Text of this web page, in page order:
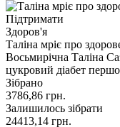
Підтримати
Здоров'я
Таліна мріє про
Восьмирічна Таліна
цукровий діабет
Зібрано
3786,86 грн.
Залишилось зібрати
24413,14 грн.